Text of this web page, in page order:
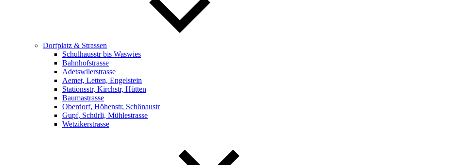
Dorfplatz & Strassen
Schulhausstr bis Waswies
Bahnhofstrasse
Adetswilerstrasse
Aemet, Letten, Engelstein
Stationsstr, Kirchstr, Hütten
Baumastrasse
Oberdorf, Höhenstr, Schönaustr
Gupf, Schürli, Mühlestrasse
Wetzikerstrasse